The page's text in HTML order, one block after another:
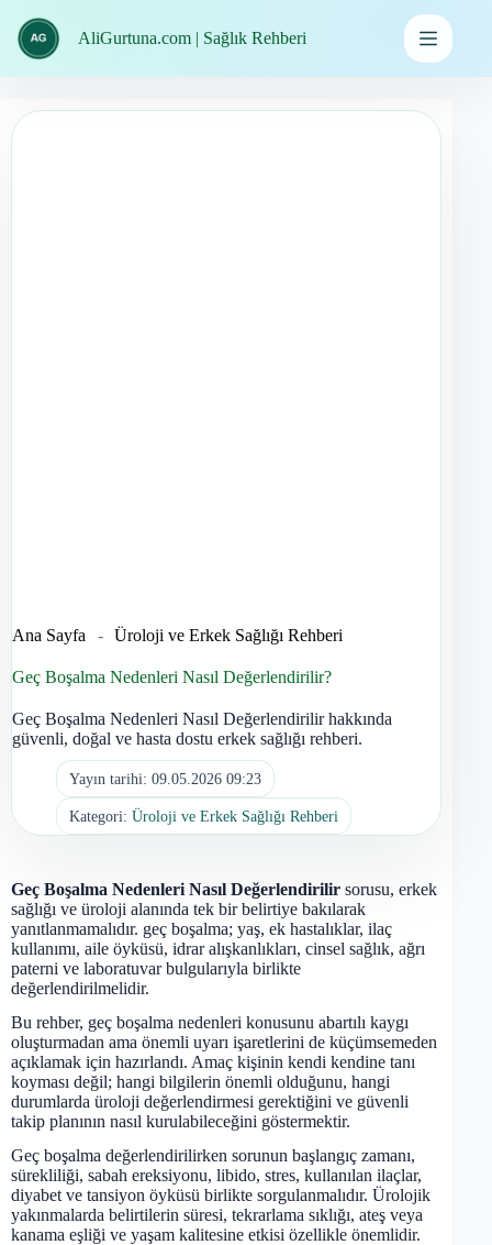
geç
AliGurtuna.com | Sağlık Rehberi
Ana Sayfa - Üroloji ve Erkek Sağlığı Rehberi
Geç Boşalma Nedenleri Nasıl Değerlendirilir?
Geç Boşalma Nedenleri Nasıl Değerlendirilir hakkında
güvenli, doğal ve hasta dostu erkek sağlığı rehberi.
Yayın tarihi: 09.05.2026 09:23
Kategori: Üroloji ve Erkek Sağlığı Rehberi
Geç Boşalma Nedenleri Nasıl Değerlendirilir sorusu, erkek
sağlığı ve üroloji alanında tek bir belirtiye bakılarak
yanıtlanmamalıdır. geç boşalma; yaş, ek hastalıklar, ilaç
kullanımı, aile öyküsü, idrar alışkanlıkları, cinsel sağlık, ağrı
paterni ve laboratuvar bulgularıyla birlikte
değerlendirilmelidir.
Bu rehber, geç boşalma nedenleri konusunu abartılı kaygı
oluşturmadan ama önemli uyarı işaretlerini de küçümsemeden
açıklamak için hazırlandı. Amaç kişinin kendi kendine tanı
koyması değil; hangi bilgilerin önemli olduğunu, hangi
durumlarda üroloji değerlendirmesi gerektiğini ve güvenli
takip planının nasıl kurulabileceğini göstermektir.
Geç boşalma değerlendirilirken sorunun başlangıç zamanı,
sürekliliği, sabah ereksiyonu, libido, stres, kullanılan ilaçlar,
diyabet ve tansiyon öyküsü birlikte sorgulanmalıdır. Ürolojik
yakınmalarda belirtilerin süresi, tekrarlama sıklığı, ateş veya
kanama eşliği ve yaşam kalitesine etkisi özellikle önemlidir.